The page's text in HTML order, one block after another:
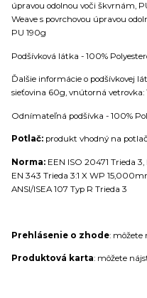
úpravou odolnou voči škvrnám,
Weave s povrchovou úpravou
PU 190g
Podšívková látka - 100%
Ďalšie informácie o podšívkovej
sieťovina 60g, vnútorná vetrovka:
Odnímateľná podšívka - 100%
Potlač: produkt vhodný na
Norma: EEN ISO 20471 Trieda
EN 343 Trieda 3:1 X WP
ANSI/ISEA 107 Typ R Trieda 3
Prehlásenie o zhode: môžete
Produktová karta: môžete